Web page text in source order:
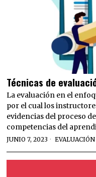
Técnicas de
La evaluación en el
por el cual los
evidencias del proceso
competencias del
JUNIO 7, 2023